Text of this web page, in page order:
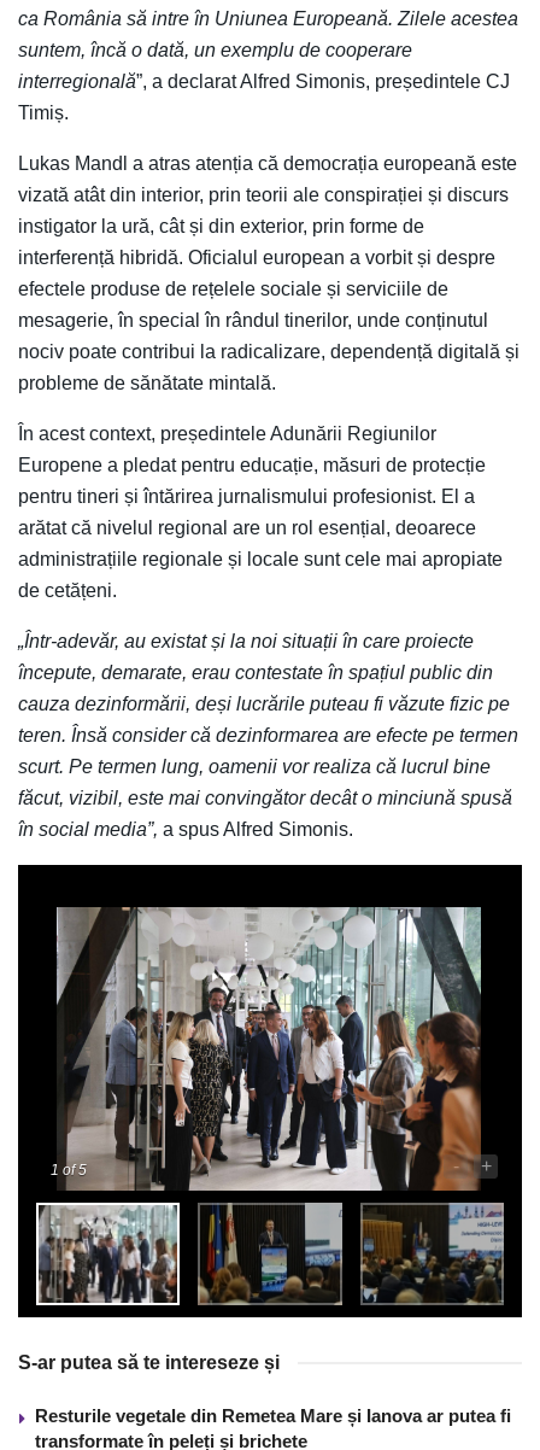
ca România să intre în Uniunea Europeană. Zilele acestea
suntem, încă o dată, un exemplu de cooperare
interregională”, a declarat Alfred Simonis, președintele CJ
Timiș.
Lukas Mandl a atras atenția că democrația europeană este
vizată atât din interior, prin teorii ale conspirației și discurs
instigator la ură, cât și din exterior, prin forme de
interferență hibridă. Oficialul european a vorbit și despre
efectele produse de rețelele sociale și serviciile de
mesagerie, în special în rândul tinerilor, unde conținutul
nociv poate contribui la radicalizare, dependență digitală și
probleme de sănătate mintală.
În acest context, președintele Adunării Regiunilor
Europene a pledat pentru educație, măsuri de protecție
pentru tineri și întărirea jurnalismului profesionist. El a
arătat că nivelul regional are un rol esențial, deoarece
administrațiile regionale și locale sunt cele mai apropiate
de cetățeni.
„Într-adevăr, au existat și la noi situații în care proiecte
începute, demarate, erau contestate în spațiul public din
cauza dezinformării, deși lucrările puteau fi văzute fizic pe
teren. Însă consider că dezinformarea are efecte pe termen
scurt. Pe termen lung, oamenii vor realiza că lucrul bine
făcut, vizibil, este mai convingător decât o minciună spusă
în social media”, a spus Alfred Simonis.
1 of 5 - +
S-ar putea să te intereseze și
Resturile vegetale din Remetea Mare și Ianova ar putea fi
transformate în peleți și brichete